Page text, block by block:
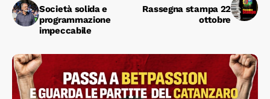
Società solida e
programmazione
impeccabile
Rassegna stampa 22
ottobre